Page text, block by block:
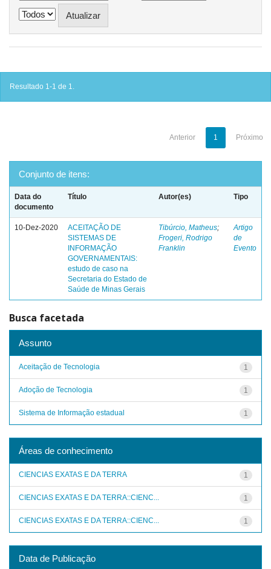
Resultado 1-1 de 1.
Anterior 1 Próximo
Conjunto de itens:
Data do
documento
Título Autor(es) Tipo
10-Dez-2020
ACEITAÇÃO DE
SISTEMAS DE
INFORMAÇÃO
GOVERNAMENTAIS:
estudo de caso na
Secretaria do Estado de
Saúde de Minas Gerais
Tibúrcio, Matheus;
Frogeri, Rodrigo
Franklin
Artigo
de
Evento
Busca facetada
Assunto
1
Aceitação de Tecnologia
1
Adoção de Tecnologia
1
Sistema de Informação estadual
Áreas de conhecimento
1
CIENCIAS EXATAS E DA TERRA
1
CIENCIAS EXATAS E DA TERRA::CIENC...
1
CIENCIAS EXATAS E DA TERRA::CIENC...
Data de Publicação